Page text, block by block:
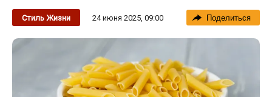
Стиль Жизни 24 июня 2025, 09:00 Поделиться